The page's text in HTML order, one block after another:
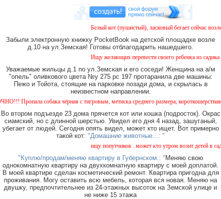
Белый кот (пушистый), ласковый бегает сейчас
Забыли электронную книжку PocketBook на детской площадке возле
д.10 на ул.Земская! Готовы отблагодарить нашедшего.
Ищу желающих перевести своего ребенка из садика
Уважаемые жильцы д.1 по ул.Земская и его соседи! Женщина на а/м
"опель" оливкового цвета №у 275 рс 197 протаранила две машины:
Пежо и Тойота, стоящие на парковке позади дома, и скрылась в
неизвестном направлении.
собака чёрная с тигровым, метиска среднего размера, короткошерстная.
Во втором подъезде 23 дома прячется кот или кошка (подросток). Окрас
сиамский, но с длинной шерстью. Увидел его дня 4 назад, зашуганый,
убегает от людей. Сегодня опять видел, может кто ищет. Вот примерно
такой кот: "Домашние животные...: "
ищу попутчиков . может кто утром возит детей в сад
"Куплю/продам/меняю квартиру в Губернском.: "Меняю свою
однокомнатную квартиру на двухкомнатную квартиру с моей доплатой.
В моей квартире сделан косметический ремонт. Квартира пригодна для
проживания. Могу оставить всю мебель, которая вся новая. Меняю на
двушку, предпочтительнее из 24-этажных высоток на Земской улице и
не ниже 15 этажа